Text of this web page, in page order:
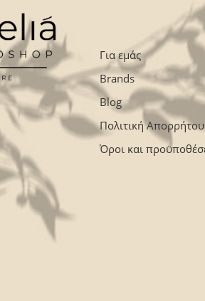
Για εμάς
Brands
Blog
Πολιτική Απορρήτου
Όροι και